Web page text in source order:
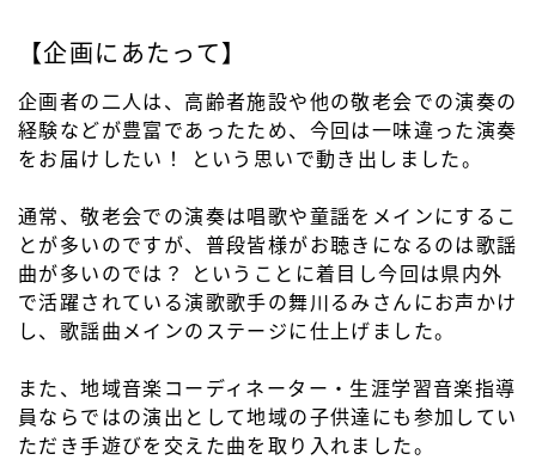
【企画にあたって】
企画者の二人は、高齢者施設や他の敬老会での演奏の
経験などが豊富であったため、今回は一味違った演奏
をお届けしたい！ という思いで動き出しました。
通常、敬老会での演奏は唱歌や童謡をメインにするこ
とが多いのですが、普段皆様がお聴きになるのは歌謡
曲が多いのでは？ ということに着目し今回は県内外
で活躍されている演歌歌手の舞川るみさんにお声かけ
し、歌謡曲メインのステージに仕上げました。
また、地域音楽コーディネーター・生涯学習音楽指導
員ならではの演出として地域の子供達にも参加してい
ただき手遊びを交えた曲を取り入れました。